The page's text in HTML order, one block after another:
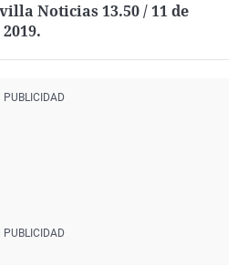
Noticias 13.50 / 11 de